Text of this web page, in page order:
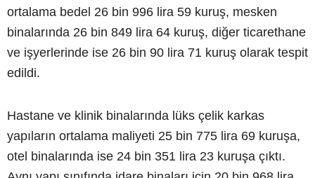
ortalama bedel 26 bin 996 lira 59 kuruş, mesken
binalarında 26 bin 849 lira 64 kuruş, diğer ticarethane
ve işyerlerinde ise 26 bin 90 lira 71 kuruş olarak tespit
edildi.
Hastane ve klinik binalarında lüks çelik karkas
yapıların ortalama maliyeti 25 bin 775 lira 69 kuruşa,
otel binalarında ise 24 bin 351 lira 23 kuruşa çıktı.